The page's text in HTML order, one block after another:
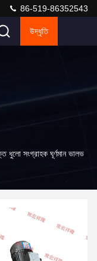
86-519-86352543
উদ্ধৃতি
ধুলো সংগ্রাহক ঘূর্ণমান ভালভ